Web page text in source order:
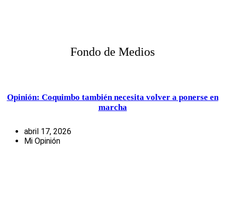
Fondo de Medios
Opinión: Coquimbo también necesita volver a ponerse en
marcha
abril 17, 2026
Mi Opinión